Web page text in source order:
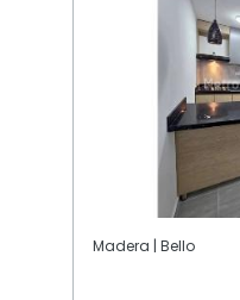
Madera | Bello